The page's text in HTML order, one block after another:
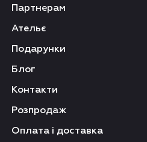
Партнерам
Ательє
Подарунки
Блог
Контакти
Розпродаж
Оплата і доставка